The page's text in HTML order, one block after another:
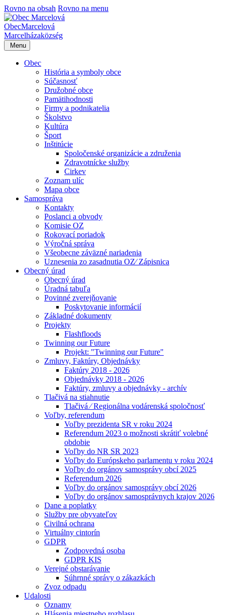
Rovno na obsah Rovno na menu
ObecMarcelová
Marcelházaközség
Menu
Obec
História a symboly obce
Súčasnosť
Družobné obce
Pamätihodnosti
Firmy a podnikatelia
Školstvo
Kultúra
Šport
Inštitúcie
Spoločenské organizácie a združenia
Zdravotnícke služby
Cirkev
Zoznam ulíc
Mapa obce
Samospráva
Kontakty
Poslanci a obvody
Komisie OZ
Rokovací poriadok
Výročná správa
Všeobecne záväzné nariadenia
Uznesenia zo zasadnutia OZ⁄ Zápisnica
Obecný úrad
Obecný úrad
Úradná tabuľa
Povinné zverejňovanie
Poskytovanie informácií
Základné dokumenty
Projekty
Flashfloods
Twinning our Future
Projekt: "Twinning our Future"
Zmluvy, Faktúry, Objednávky
Faktúry 2018 - 2026
Objednávky 2018 - 2026
Faktúry, zmluvy a objednávky - archív
Tlačivá na stiahnutie
Tlačivá ⁄ Regionálna vodárenská spoločnosť
Voľby, referendum
Voľby prezidenta SR v roku 2024
Referendum 2023 o možnosti skrátiť volebné
obdobie
Voľby do NR SR 2023
Voľby do Európskeho parlamentu v roku 2024
Voľby do orgánov samosprávy obcí 2025
Referendum 2026
Voľby do orgánov samosprávy obcí 2026
Voľby do orgánov samosprávnych krajov 2026
Dane a poplatky
Služby pre obyvateľov
Civilná ochrana
Virtuálny cintorín
GDPR
Zodpovedná osoba
GDPR KIS
Verejné obstarávanie
Súhrnné správy o zákazkách
Zvoz odpadu
Udalosti
Oznamy